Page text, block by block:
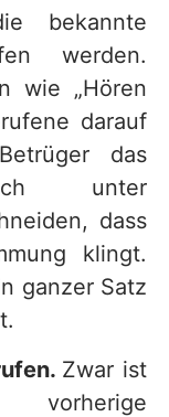
bekannte
werden.
wie „Hören
darauf
das
unter
dass
klingt.
ganzer Satz
Zwar ist
vorherige